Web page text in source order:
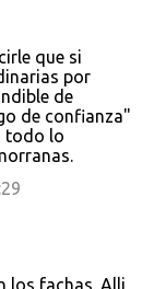
que si
por
de
de confianza"
todo lo
los fachas. Alli